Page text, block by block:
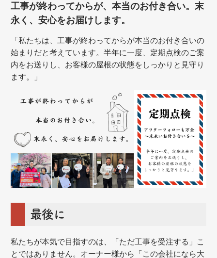
工事が終わってからが、本当のお付き合い。末
永く、安心をお届けします。
「私たちは、工事が終わってからが本当のお付き合いの
始まりだと考えています。半年に一度、定期点検のご案
内をお送りし、お客様の屋根の状態をしっかりと見守り
ます。」
最後に
私たちが本気で目指すのは、「ただ工事を受注する」こ
とではありません。オーナー様から「この会社になら大